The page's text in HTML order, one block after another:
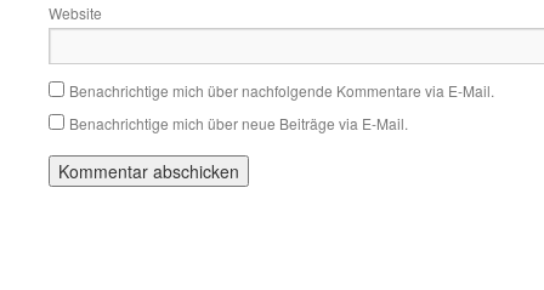
Website
Benachrichtige mich über nachfolgende Kommentare via E-Mail.
Benachrichtige mich über neue Beiträge via E-Mail.